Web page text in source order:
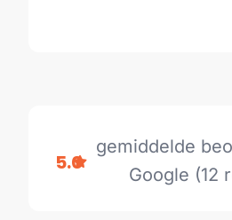
5.0
gemiddelde
Google (12